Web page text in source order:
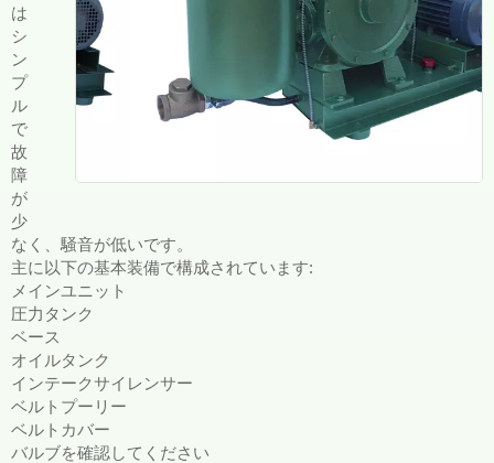
は
シ
ン
プ
ル
で
故
障
が
少
なく、騒音が低いです。
主に以下の基本装備で構成されています:
メインユニット
圧力タンク
ベース
オイルタンク
インテークサイレンサー
ベルトプーリー
ベルトカバー
バルブを確認してください